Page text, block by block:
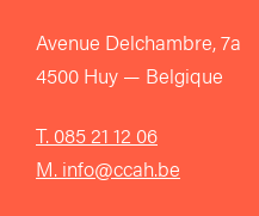
Avenue Delchambre, 7a
4500 Huy — Belgique
T. 085 21 12 06
M. info@ccah.be